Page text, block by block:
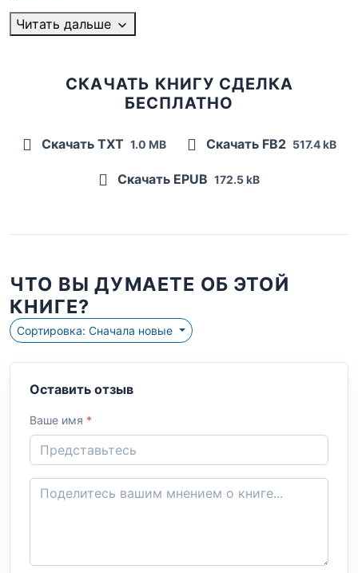
Читать дальше
СКАЧАТЬ КНИГУ СДЕЛКА
БЕСПЛАТНО
Скачать TXT 1.0 MB Скачать FB2 517.4 kB
Скачать EPUB 172.5 kB
ЧТО ВЫ ДУМАЕТЕ ОБ ЭТОЙ
КНИГЕ?
Сортировка: Сначала новые
Оставить отзыв
Ваше имя *